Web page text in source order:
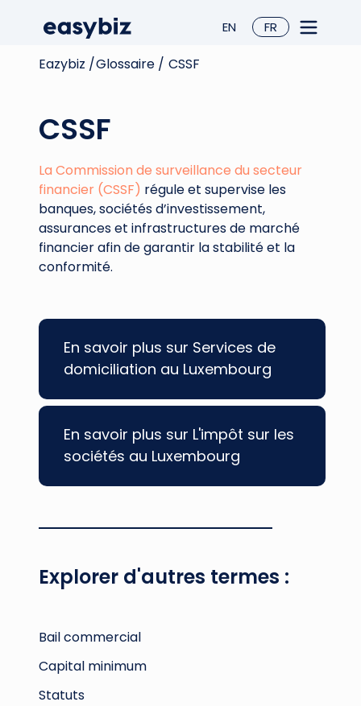
FR
EN
Glossaire / CSSF
Eazybiz /
La Commission de surveillance du secteur
financier (CSSF) régule et supervise les
banques, sociétés d’investissement,
assurances et infrastructures de marché
financier afin de garantir la stabilité et la
conformité.
CSSF
En savoir plus sur L'impôt sur les
sociétés au Luxembourg
En savoir plus sur Services de
domiciliation au Luxembourg
Statuts
Capital minimum
Bail commercial
Explorer d'autres termes :